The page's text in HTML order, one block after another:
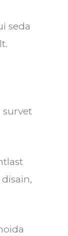
seda
survet